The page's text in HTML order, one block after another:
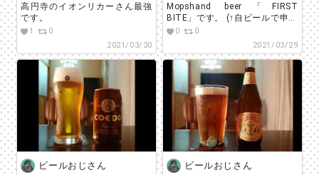
高円寺のイオンリカーさん最強
です。
1
0
2021/03/30
Mopshand beer「FIRST
BITE」です。 (↑自ビールで申し
訳ないです笑) 昨日はぬるめ、
今日はよく冷やして飲んでみま
した！ どのビールも共通して言
えると思いますが、ぬるめで飲
むと小麦の甘みやホップ感、苦
味がしっかりと感じられますが
ガンガンに冷やして飲むとガラ
っと印象が変わり、ゴクゴク系
ビールになります笑 甘辛く味
付けした手羽先なんかとよく合
うかもしれません！ ちなみに個
人的にちょいぬるめが好みで
す！
0
0
2021/03/29
ビールおじさん ビールおじさん